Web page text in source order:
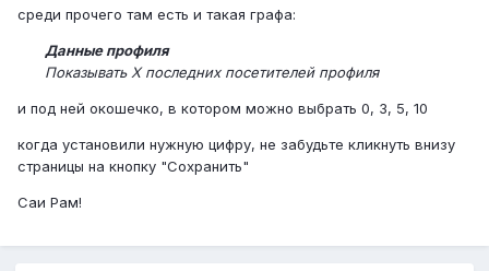
среди прочего там есть и такая графа:
Данные профиля
Показывать X последних посетителей профиля
и под ней окошечко, в котором можно выбрать 0, 3, 5, 10
когда установили нужную цифру, не забудьте кликнуть внизу
страницы на кнопку "Сохранить"
Саи Рам!